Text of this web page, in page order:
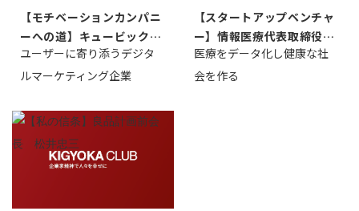
【モチベーションカンパニ
ーへの道】キュービック代
表取締役CE...
ユーザーに寄り添うデジタ
ルマーケティング企業
【スタートアップベンチャ
ー】情報医療代表取締役
原 聖吾
医療をデータ化し健康な社
会を作る